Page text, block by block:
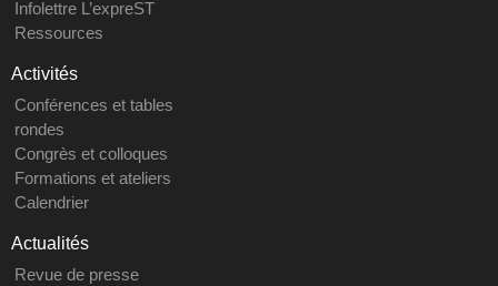
Infolettre L’expreST
Ressources
Activités
Conférences et tables
rondes
Congrès et colloques
Formations et ateliers
Calendrier
Actualités
Revue de presse